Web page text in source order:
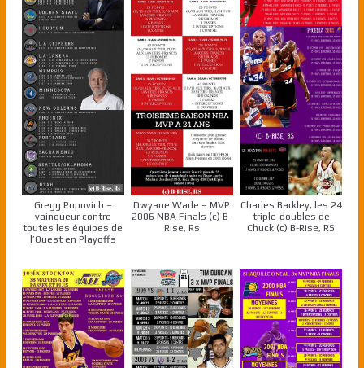
Gregg Popovich –
vainqueur contre
toutes les équipes de
l’Ouest en Playoffs
Dwyane Wade – MVP
2006 NBA Finals (c) B-
Rise, Rs
Charles Barkley, les 24
triple-doubles de
Chuck (c) B-Rise, RS